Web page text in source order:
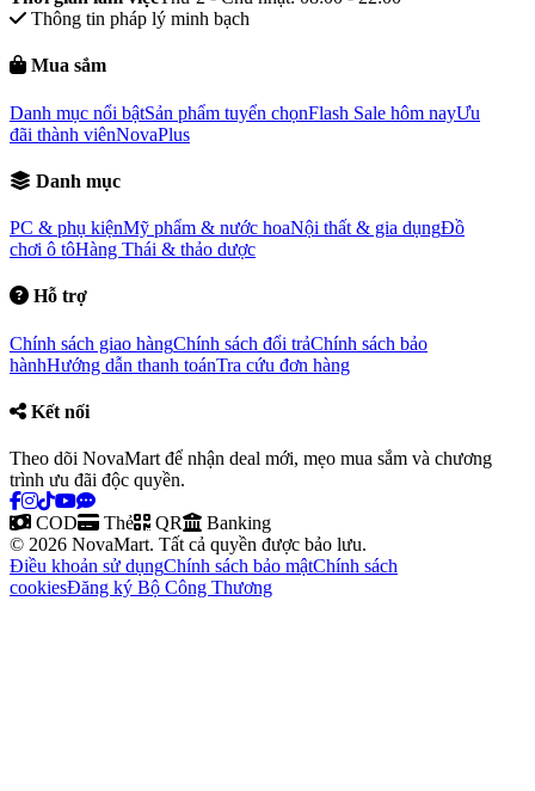
Thông tin pháp lý minh bạch
Mua sắm
Danh mục nổi bậtSản phẩm tuyển chọnFlash Sale hôm nayƯu
đãi thành viênNovaPlus
Danh mục
PC & phụ kiệnMỹ phẩm & nước hoaNội thất & gia dụngĐồ
chơi ô tôHàng Thái & thảo dược
Hỗ trợ
Chính sách giao hàngChính sách đổi trảChính sách bảo
hànhHướng dẫn thanh toánTra cứu đơn hàng
Kết nối
Theo dõi NovaMart để nhận deal mới, mẹo mua sắm và chương
trình ưu đãi độc quyền.
COD Thẻ QR
Banking
© 2026 NovaMart. Tất cả quyền được bảo lưu.
Điều khoản sử dụngChính sách bảo mậtChính sách
cookiesĐăng ký Bộ Công Thương